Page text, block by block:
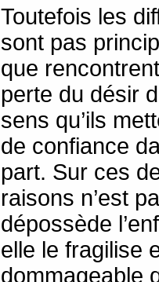
Toutefois les
sont pas
que
perte du désir
sens qu’ils
de confiance
part. Sur ces
raisons n’est
dépossède
elle le fragilise
dommageable